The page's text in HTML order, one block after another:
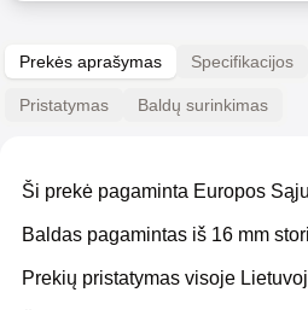
Prekės aprašymas Specifikacijos
Pristatymas Baldų surinkimas
Ši prekė pagaminta Europos
Baldas pagamintas iš 16 mm
Prekių pristatymas visoje